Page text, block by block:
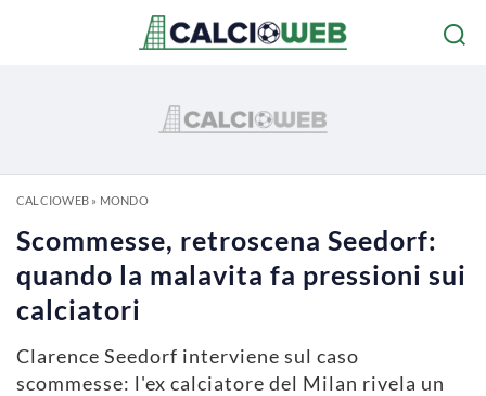
CALCIOWEB» MONDO
Scommesse, retroscena Seedorf:
quando la malavita fa pressioni sui
calciatori
Clarence Seedorf interviene sul caso
scommesse: l'ex calciatore del Milan rivela un